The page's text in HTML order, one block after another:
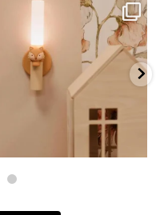
גם פריט עיצובי לחדר, גם מנורת לילה
...
3 0